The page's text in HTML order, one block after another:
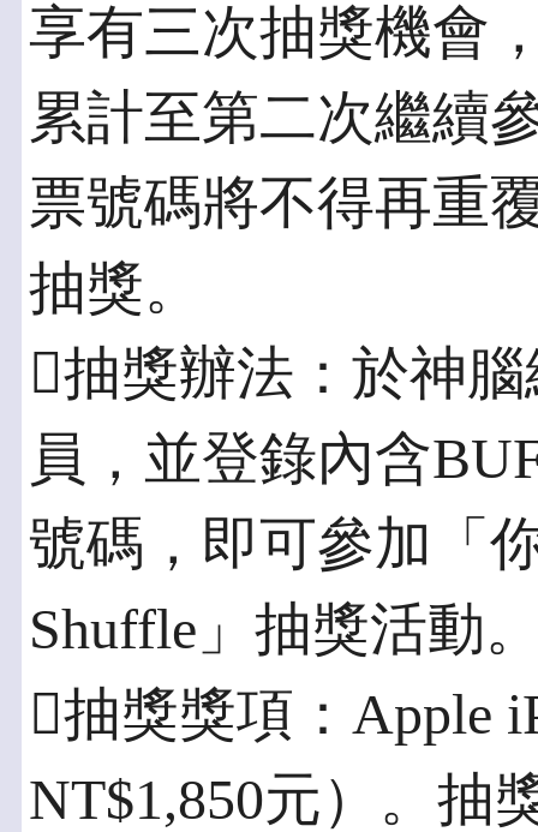
享有三次抽獎機會
累計至第二次繼續
票號碼將不得再重
抽獎。
抽獎辦法：於神
員，並登錄內含
號碼，即可參加「
Shuffle」抽獎活動
抽獎獎項：Apple
NT$1,850元）。抽